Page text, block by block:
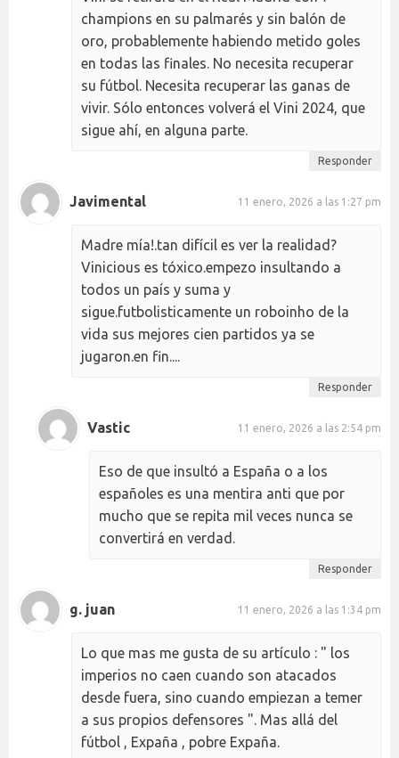
champions en su palmarés y sin balón de
oro, probablemente habiendo metido goles
en todas las finales. No necesita recuperar
su fútbol. Necesita recuperar las ganas de
vivir. Sólo entonces volverá el Vini 2024, que
sigue ahí, en alguna parte.
Responder
Javimental 11 enero, 2026 a las 1:27 pm
Madre mía!.tan difícil es ver la realidad?
Vinicious es tóxico.empezo insultando a
todos un país y suma y
sigue.futbolisticamente un roboinho de la
vida sus mejores cien partidos ya se
jugaron.en fin....
Responder
Vastic 11 enero, 2026 a las 2:54 pm
Eso de que insultó a España o a los
españoles es una mentira anti que por
mucho que se repita mil veces nunca se
convertirá en verdad.
Responder
g. juan 11 enero, 2026 a las 1:34 pm
Lo que mas me gusta de su artículo : " los
imperios no caen cuando son atacados
desde fuera, sino cuando empiezan a temer
a sus propios defensores ". Mas allá del
fútbol , Expaña , pobre Expaña.